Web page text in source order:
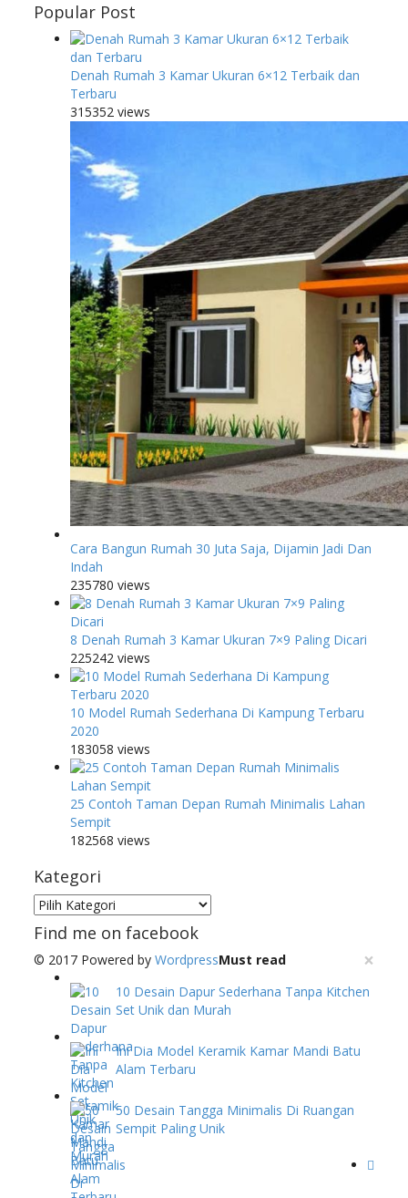
Popular Post
Denah Rumah 3 Kamar Ukuran 6×12 Terbaik dan
Terbaru
315352 views
Cara Bangun Rumah 30 Juta Saja, Dijamin Jadi Dan
Indah
235780 views
8 Denah Rumah 3 Kamar Ukuran 7×9 Paling Dicari
225242 views
10 Model Rumah Sederhana Di Kampung Terbaru
2020
183058 views
25 Contoh Taman Depan Rumah Minimalis Lahan
Sempit
182568 views
Kategori
Kategori
Find me on facebook
© 2017 Powered byWordpressMust read ×
10 Desain Dapur Sederhana Tanpa Kitchen
Set Unik dan Murah
Ini Dia Model Keramik Kamar Mandi Batu
Alam Terbaru
50 Desain Tangga Minimalis Di Ruangan
Sempit Paling Unik